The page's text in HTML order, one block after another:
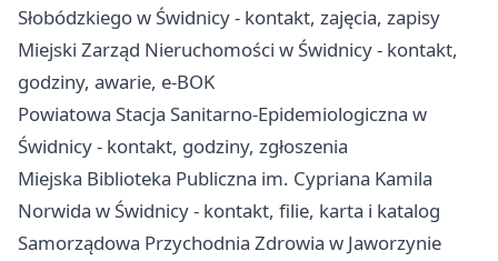
Słobódzkiego w Świdnicy - kontakt, zajęcia, zapisy
Miejski Zarząd Nieruchomości w Świdnicy - kontakt,
godziny, awarie, e-BOK
Powiatowa Stacja Sanitarno-Epidemiologiczna w
Świdnicy - kontakt, godziny, zgłoszenia
Miejska Biblioteka Publiczna im. Cypriana Kamila
Norwida w Świdnicy - kontakt, filie, karta i katalog
Samorządowa Przychodnia Zdrowia w Jaworzynie